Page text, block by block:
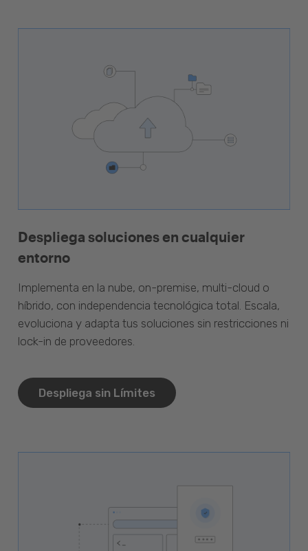
Despliega soluciones en cualquier
entorno
Implementa en la nube, on-premise, multi-cloud o
híbrido, con independencia tecnológica total. Escala,
evoluciona y adapta tus soluciones sin restricciones ni
lock-in de proveedores.
Despliega sin Límites